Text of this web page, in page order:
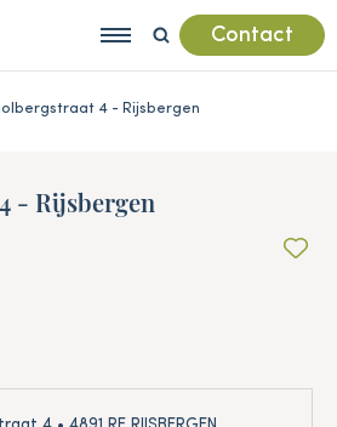
Contact
4 - Rijsbergen
- Rijsbergen